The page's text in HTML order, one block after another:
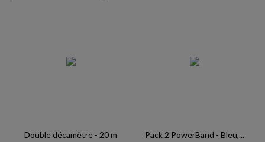
Double décamètre - 20 m Pack 2 PowerBand - Bleu,...